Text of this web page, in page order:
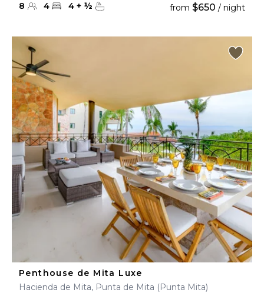
8 4 4 + ½ from $650 / night
Penthouse de Mita Luxe
Hacienda de Mita, Punta de Mita (Punta Mita)